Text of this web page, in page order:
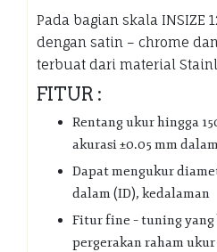
Pada bagian skala
dengan satin – chrome
terbuat dari material
FITUR :
Rentang ukur hingga
akurasi ±0.05 mm
Dapat mengukur
dalam (ID), kedalaman
Fitur fine – tuning
pergerakan raham